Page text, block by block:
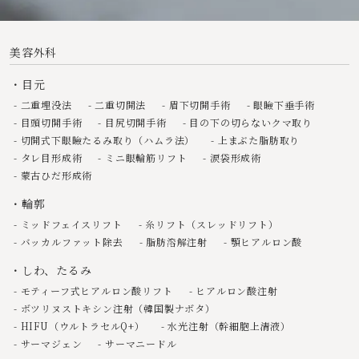
美容外科
目元
二重埋没法 二重切開法 眉下切開手術
眼瞼下垂手術
目頭切開手術
目尻切開手術
目の下の切らないクマ取り
切開式下眼瞼たるみ取り（ハムラ法）
上まぶた脂肪取り
タレ目形成術
ミニ眼輪筋リフト
涙袋形成術
蒙古ひだ形成術
輪郭
ミッドフェイスリフト
糸リフト（スレッドリフト）
バッカルファット除去
脂肪溶解注射 顎ヒアルロン酸
しわ、たるみ
モティーフ式ヒアルロン酸リフト
ヒアルロン酸注射
ボツリヌストキシン注射（韓国製ナボタ）
HIFU（ウルトラセルQ+）
水光注射（幹細胞上清液）
サーマジェン
サーマニードル